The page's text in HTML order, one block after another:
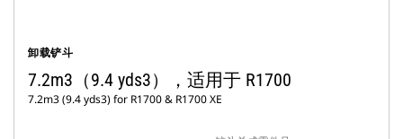
卸载铲斗
7.2m3（9.4 yds3），适用于 R1700
7.2m3 (9.4 yds3) for R1700 & R1700 XE